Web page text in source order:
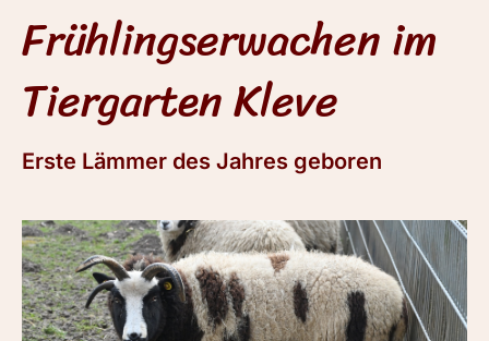
Frühlingserwachen im
Tiergarten Kleve
Erste Lämmer des Jahres geboren